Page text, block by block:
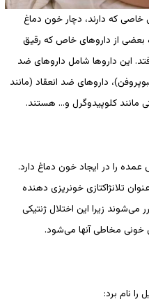
خاصی که دارند، دچار خون دماغ
بعضی از داروهای خاص که رقیق
این داروها شامل داروهای ضد
داروهای ضد انعقاد (مانند
مانند کلوپیدوگرل و… هستند.
عمده را در ایجاد خون دماغ دارد.
تلانژاکتازی خونریزی دهنده
زیرا این اختلال ژنتیکی
خونی مخاطی آنها می‌شود.
نام برد: